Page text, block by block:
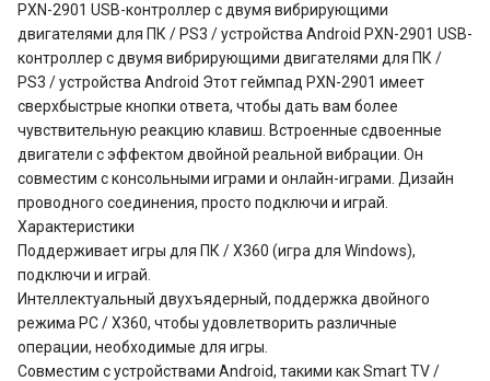
PXN-2901 USB-контроллер с двумя вибрирующими
двигателями для ПК / PS3 / устройства Android PXN-2901 USB-
контроллер с двумя вибрирующими двигателями для ПК /
PS3 / устройства Android Этот геймпад PXN-2901 имеет
сверхбыстрые кнопки ответа, чтобы дать вам более
чувствительную реакцию клавиш. Встроенные сдвоенные
двигатели с эффектом двойной реальной вибрации. Он
совместим с консольными играми и онлайн-играми. Дизайн
проводного соединения, просто подключи и играй.
Характеристики
Поддерживает игры для ПК / X360 (игра для Windows),
подключи и играй.
Интеллектуальный двухъядерный, поддержка двойного
режима PC / X360, чтобы удовлетворить различные
операции, необходимые для игры.
Совместим с устройствами Android, такими как Smart TV /